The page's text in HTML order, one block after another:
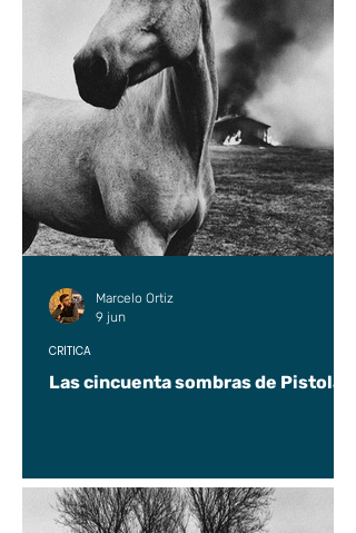
Las cincuenta sombras de Pistolas
CRÍTICA
Marcelo Ortiz
9 jun